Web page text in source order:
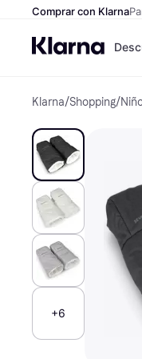
Comprar con Klarna
Klarna/Shopping/
+6